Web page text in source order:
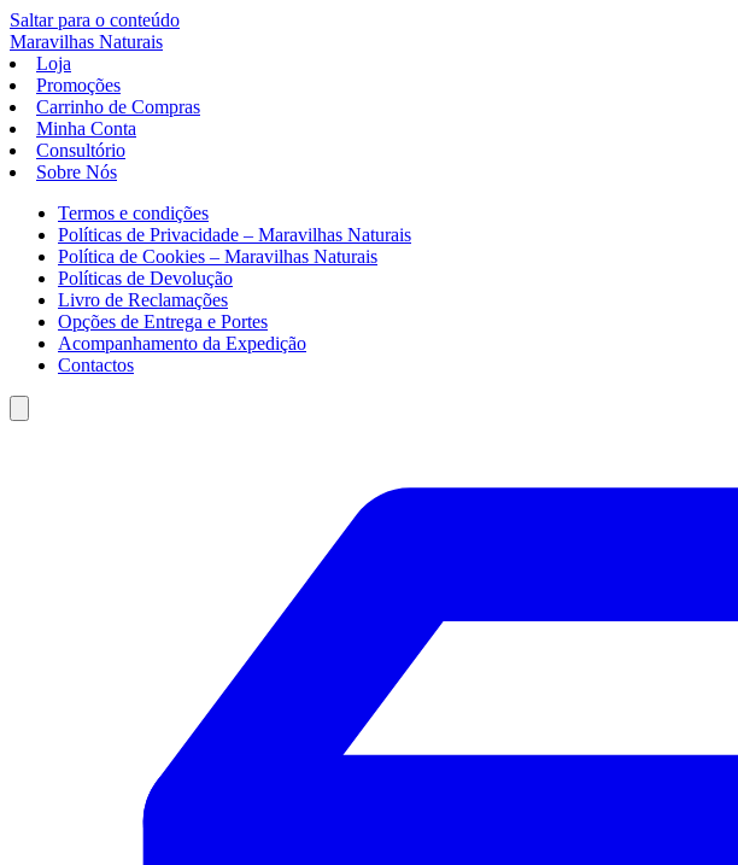
Saltar para o conteúdo
Maravilhas Naturais
Loja
Promoções
Carrinho de Compras
Minha Conta
Consultório
Sobre Nós
Termos e condições
Políticas de Privacidade – Maravilhas Naturais
Política de Cookies – Maravilhas Naturais
Políticas de Devolução
Livro de Reclamações
Opções de Entrega e Portes
Acompanhamento da Expedição
Contactos